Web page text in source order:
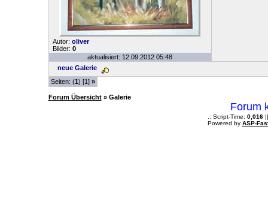
Autor: oliver
Bilder: 0
aktualisiert: 12.09.2012 05:48
neue Galerie
Seiten: (1) [1] »
Forum Übersicht» Galerie
Forum
.: Script-Time: 0,016||
Powered by ASP-